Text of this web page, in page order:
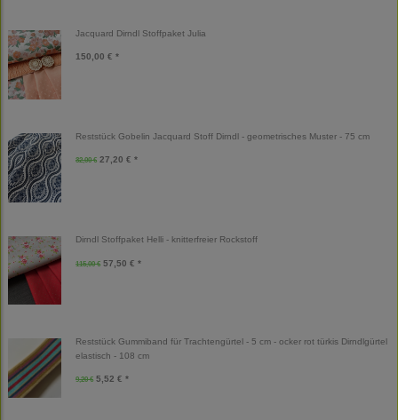
Jacquard Dirndl Stoffpaket Julia
150,00 € *
Reststück Gobelin Jacquard Stoff Dirndl - geometrisches Muster - 75 cm
32,00 € 27,20 € *
Dirndl Stoffpaket Helli - knitterfreier Rockstoff
115,00 € 57,50 € *
Reststück Gummiband für Trachtengürtel - 5 cm - ocker rot türkis Dirndlgürtel
elastisch - 108 cm
9,20 € 5,52 € *